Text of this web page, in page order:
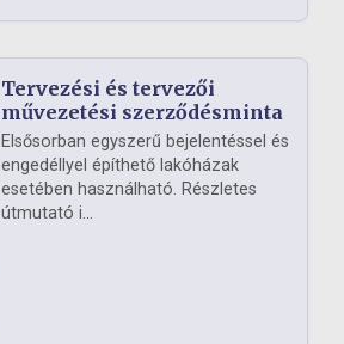
Tervezési és tervezői
művezetési szerződésminta
Elsősorban egyszerű bejelentéssel és
engedéllyel építhető lakóházak
esetében használható. Részletes
útmutató i...